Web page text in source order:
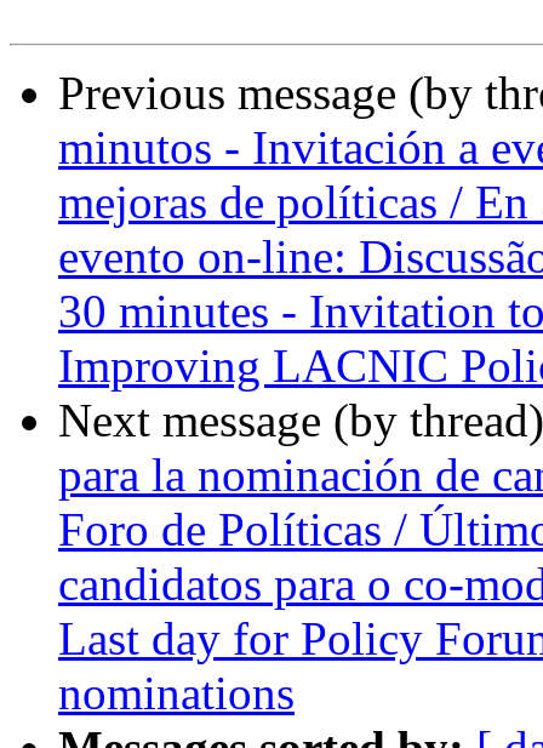
Previous message (by
minutos - Invitación a
mejoras de políticas /
evento on-line:
30 minutes - Invitation
Improving LACNIC
Next message (by
para la nominación de
Foro de Políticas /
candidatos para o co-
Last day for Policy
nominations